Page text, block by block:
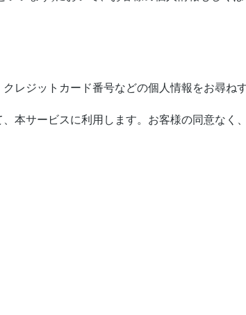
レジットカード番号などの個人情報をお尋ね
本サービスに利用します。お客様の同意なく、